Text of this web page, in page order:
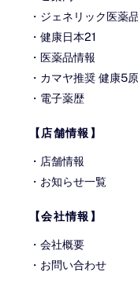
・ ジェネリック医薬品
・健康日本21
・医薬品情報
・ カマヤ推奨 健康5
・ 電子薬歴
【店舗情報】
・ 店舗情報
・ お知らせ一覧
【会社情報】
・会社概要
・ お問い合わせ